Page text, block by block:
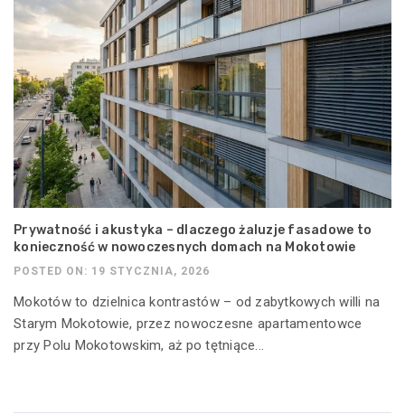
Prywatność i akustyka – dlaczego żaluzje fasadowe to
konieczność w nowoczesnych domach na Mokotowie
POSTED ON: 19 STYCZNIA, 2026
Mokotów to dzielnica kontrastów – od zabytkowych willi na
Starym Mokotowie, przez nowoczesne apartamentowce
przy Polu Mokotowskim, aż po tętniące...